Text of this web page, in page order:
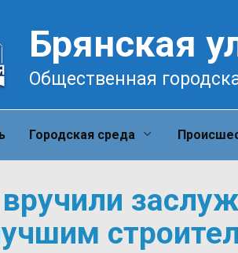
Брянская
Общественная
Городская среда